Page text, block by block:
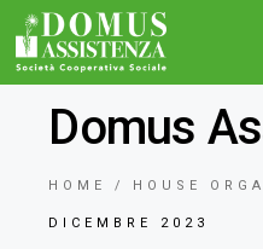
Domus
HOME HOUSE
DICEMBRE 2023